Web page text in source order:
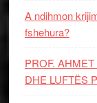
A ndihmon
fshehura?
PROF.
DHE LUFTЁS